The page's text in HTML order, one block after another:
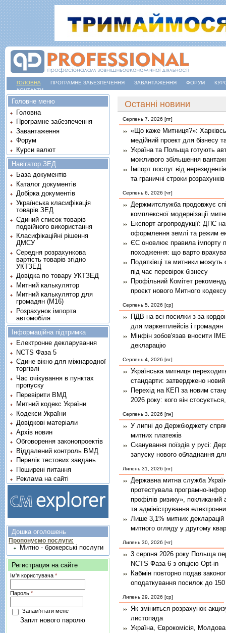
ГОЛОВНА ПРОГРАМНЕ ЗАБЕЗПЕЧЕННЯ ЗАВАНТАЖЕННЯ ФОРУМ
КОНТАКТИ
Останні новини
Серпень 7, 2026 [пт]
«Що каже Митниця?»:
медійний проект для бізнесу
Україна та Польща готують
можливого збільшення
Імпорт послуг від
та граничні строки
Серпень 6, 2026 [чт]
Держмитслужба продовжує
комплексної модернізації
Експорт агропродукції: ДПС
оформлення землі та режим
ЄС оновлює правила імпорту
походження: що варто
Податківці та митники
під час перевірок бізнесу
Профільний Комітет
проєкт нового Митного
Серпень 5, 2026 [ср]
ПДВ на всі посилки з-за
для маркетплейсів і громадян
Мінфін зобов'язав вносити
декларацію
Серпень 4, 2026 [вт]
Українська митниця
стандарти: затверджено
Перехід на КЕП за новим
2026 року: кого він
Серпень 3, 2026 [пн]
У липні до Держбюджету
митних платежів
Сканування поїздів у русі:
запуску нового обладнання
Липень 31, 2026 [пт]
Державна митна служба
протестувала програмно-
профілів ризику», покликаний
та адміністрування
Лише 3,1% митних
митного огляду у другому
Липень 30, 2026 [чт]
3 серпня 2026 року Польща
NCTS Фаза 6 з опцією Opt-in
Кабмін повторно подав
оподаткування посилок до
Липень 29, 2026 [ср]
Як зміниться розрахунок
листопада
Україна, Єврокомісія,
Головне меню
Головна
Програмне забезпечення
Завантаження
Форум
Курси валют
Навігатор ЗЕД
База документів
Каталог документів
Добірка документів
Українська класифікація
товарів ЗЕД
Єдиний список товарів
подвійного використання
Класифікаційні рішення
ДМСУ
Середня розрахункова
вартість товарів згідно
УКТЗЕД
Довідка по товару УКТЗЕД
Митний калькулятор
Митний калькулятор для
громадян (М16)
Розрахунок імпорта
автомобіля
Інформаційна підтримка
Електронне декларування
NCTS Фаза 5
Єдине вікно для міжнародної
торгівлі
Час очікування в пунктах
пропуску
Перевірити ВМД
Митний кодекс України
Кодекси України
Довідкові матеріали
Архів новин
Обговорення законопроектів
Віддалений контроль ВМД
Перелік тестових завдань
Поширені питання
Реклама на сайті
Дошка оголошень
Пропонуємо послуги:
Митно - брокерські послуги
Регистрация на сайте
Ім'я користувача *
Пароль *
Запам'ятати мене
Запит нового паролю